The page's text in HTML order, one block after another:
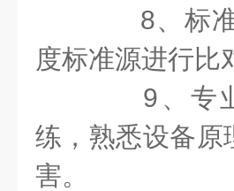
8、标准
度标准源进行比
9、专业
练，熟悉设备原
害。